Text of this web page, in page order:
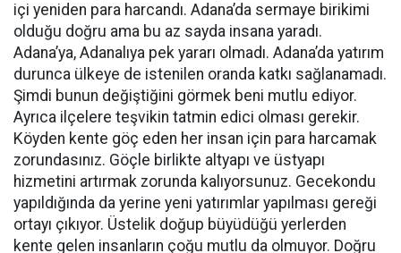
içi yeniden para harcandı. Adana’da sermaye birikimi
olduğu doğru ama bu az sayda insana yaradı.
Adana’ya, Adanalıya pek yararı olmadı. Adana’da yatırım
durunca ülkeye de istenilen oranda katkı sağlanamadı.
Şimdi bunun değiştiğini görmek beni mutlu ediyor.
Ayrıca ilçelere teşvikin tatmin edici olması gerekir.
Köyden kente göç eden her insan için para harcamak
zorundasınız. Göçle birlikte altyapı ve üstyapı
hizmetini artırmak zorunda kalıyorsunuz. Gecekondu
yapıldığında da yerine yeni yatırımlar yapılması gereği
ortayı çıkıyor. Üstelik doğup büyüdüğü yerlerden
kente gelen insanların çoğu mutlu da olmuyor. Doğru